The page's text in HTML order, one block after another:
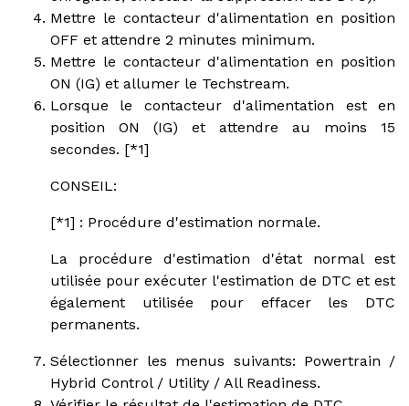
Mettre le contacteur d'alimentation en position
OFF et attendre 2 minutes minimum.
Mettre le contacteur d'alimentation en position
ON (IG) et allumer le Techstream.
Lorsque le contacteur d'alimentation est en
position ON (IG) et attendre au moins 15
secondes. [*1]
CONSEIL:
[*1] : Procédure d'estimation normale.
La procédure d'estimation d'état normal est
utilisée pour exécuter l'estimation de DTC et est
également utilisée pour effacer les DTC
permanents.
Sélectionner les menus suivants: Powertrain /
Hybrid Control / Utility / All Readiness.